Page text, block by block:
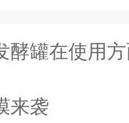
酵罐在使用
来袭